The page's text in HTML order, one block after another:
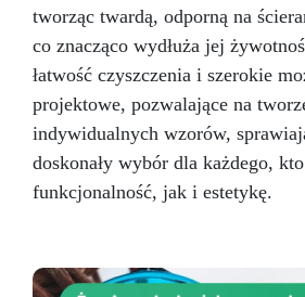
tworząc twardą, odporną na
co znacząco wydłuża jej
łatwość czyszczenia i szerokie
projektowe, pozwalające na
indywidualnych wzorów,
doskonały wybór dla każdego,
funkcjonalność, jak i estetykę.